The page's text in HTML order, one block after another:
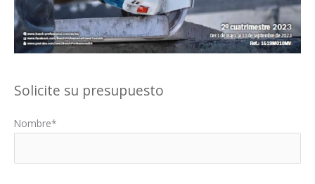
Solicite su presupuesto
Nombre*